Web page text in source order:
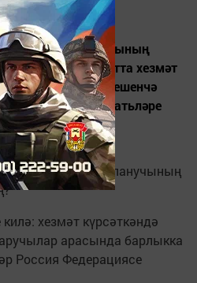
алкоголь
органының
тиешле сыйфатта хезмәт
теплицаны тиешенчә
мөрәҗәгатьләре
очракларда кулланучының
хезмәт күрсәткәндә
арасында барлыкка
Россия Федерациясе